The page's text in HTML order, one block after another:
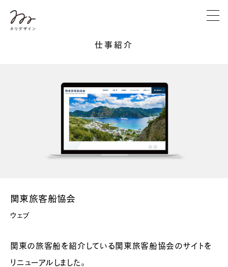
仕事紹介
関東旅客船協会
ウェブ
関東の旅客船を紹介している関東旅客船協会のサイトを
リニューアルしました。